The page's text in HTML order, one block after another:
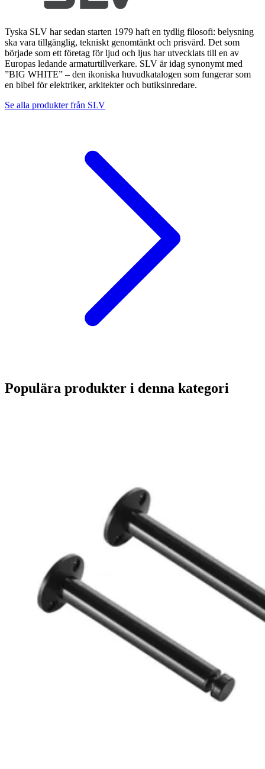
Tyska SLV har sedan starten 1979 haft en tydlig filosofi: belysning
ska vara tillgänglig, tekniskt genomtänkt och prisvärd. Det som
började som ett företag för ljud och ljus har utvecklats till en av
Europas ledande armaturtillverkare. SLV är idag synonymt med
”BIG WHITE” – den ikoniska huvudkatalogen som fungerar som
en bibel för elektriker, arkitekter och butiksinredare.
Se alla produkter från SLV
Populära produkter i denna kategori